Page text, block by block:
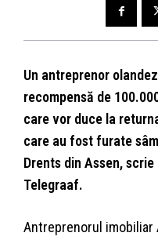
Un antreprenor
recompensă de
care vor duce la
care au fost furate
Drents din Assen,
Telegraaf.
Antreprenorul imobiliar